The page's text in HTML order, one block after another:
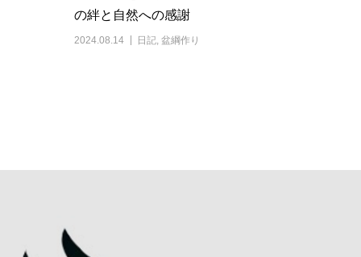
の絆と自然への感謝
2024.08.14 日記, 盆綱作り